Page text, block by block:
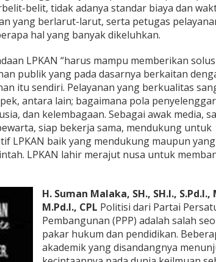
belit, tidak adanya standar biaya dan
yang berlarut-larut, serta petugas
hal yang banyak dikeluhkan.
LPKAN “harus mampu memberikan
publik yang pada dasarnya berkaitan
itu sendiri. Pelayanan yang berkualitas
antara lain; bagaimana pola
dan kelembagaan. Sebagai awak media,
siap bekerja sama, mendukung untuk
LPKAN baik yang mendukung maupun yang
LPKAN lahir merajut nusa untuk
H. Suman Malaka, SH., SH.I., S.Pd.I.,
M.Pd.I., CPL Politisi dari Partai
Pembangunan (PPP) adalah salah
pakar hukum dan pendidikan.
akademik yang disandangnya